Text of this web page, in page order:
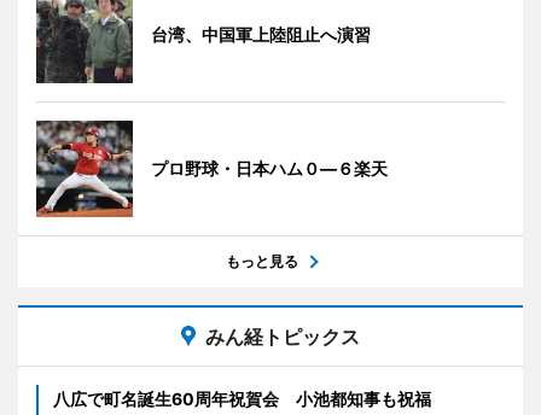
台湾、中国軍上陸阻止へ演習
プロ野球・日本ハム０―６楽天
もっと見る
みん経トピックス
八広で町名誕生60周年祝賀会 小池都知事も祝福